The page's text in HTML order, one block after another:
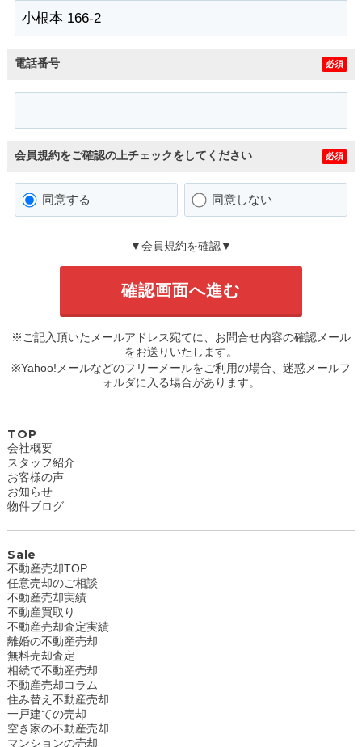
電話番号 必須
会員規約をご確認の上チェックをしてください 必須
同意する 同意しない
▼会員規約を確認▼
※ご記入頂いたメールアドレス宛てに、お問合せ内容の確認メール
をお送りいたします。
※Yahoo!メールなどのフリーメールをご利用の場合、迷惑メールフ
ォルダに入る場合があります。
TOP
会社概要
スタッフ紹介
お客様の声
お知らせ
物件ブログ
Sale
不動産売却TOP
任意売却のご相談
不動産売却実績
不動産買取り
不動産売却査定実績
離婚の不動産売却
無料売却査定
相続で不動産売却
不動産売却コラム
住み替え不動産売却
一戸建ての売却
空き家の不動産売却
マンションの売却